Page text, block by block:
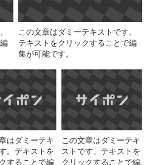
この文章はダミーテキストです。
テキストをクリックすることで編
集が可能です。
はダミーテキ
。テキストを
することで編
この文章はダミーテキ
ストです。テキストを
クリックすることで編